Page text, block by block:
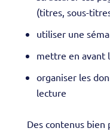
(titres, sous-
utiliser une
mettre en avant
organiser les
lecture
Des contenus